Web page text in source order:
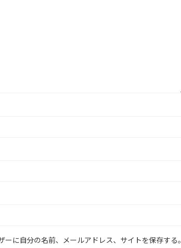
に自分の名前、メールアドレス、サイトを保存する。